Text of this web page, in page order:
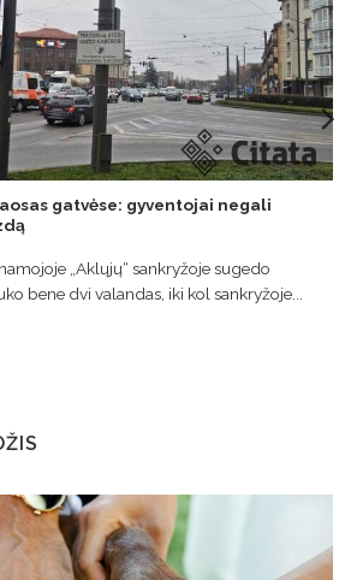
gatvėse: gyventojai negali
„Aklųjų“ sankryžoje sugedo
bene dvi valandas, iki kol sankryžoje...